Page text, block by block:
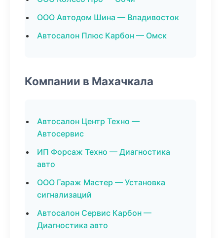
ООО Автодом Шина — Владивосток
Автосалон Плюс Карбон — Омск
Компании в Махачкала
Автосалон Центр Техно —
Автосервис
ИП Форсаж Техно — Диагностика
авто
ООО Гараж Мастер — Установка
сигнализаций
Автосалон Сервис Карбон —
Диагностика авто